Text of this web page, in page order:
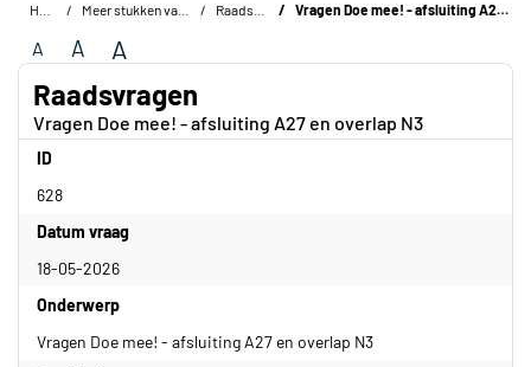
Meer stukken van de raad Raadsvragen Vragen Doe mee! - afsluiting A27 en overlap N3
A A A
Raadsvragen
Vragen Doe mee! - afsluiting A27 en overlap N3
ID
628
Datum vraag
18-05-2026
Onderwerp
Vragen Doe mee! - afsluiting A27 en overlap N3